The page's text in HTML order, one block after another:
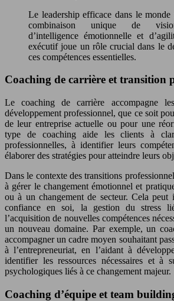
Le leadership efficace dans le monde
combinaison unique de
d’intelligence émotionnelle et
exécutif joue un rôle crucial dans le
ces compétences essentielles.
Coaching de carrière et transition
Le coaching de carrière accompagne
développement professionnel, que ce soit
de leur entreprise actuelle ou pour une
type de coaching aide les clients à
professionnelles, à identifier leurs
élaborer des stratégies pour atteindre leurs
Dans le contexte des transitions
à gérer le changement émotionnel et
ou à un changement de secteur. Cela
confiance en soi, la gestion du stress
l’acquisition de nouvelles compétences
un nouveau domaine. Par exemple, un
accompagner un cadre moyen souhaitant
à l’entrepreneuriat, en l’aidant à
identifier les ressources nécessaires et à
psychologiques liés à ce changement majeur.
Coaching d’équipe et team